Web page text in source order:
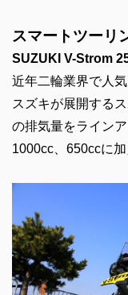
スマートツーリ
SUZUKI V-Strom
近年二輪業界で人
スズキが展開する
の排気量をラインア
1000cc、650ccに